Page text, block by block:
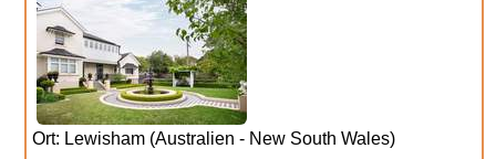
Ort: Lewisham (Australien - New South Wales)